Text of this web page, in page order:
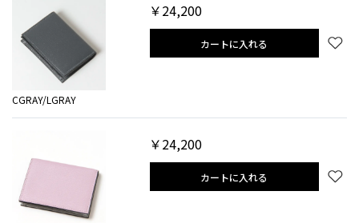
CGRAY/LGRAY
￥24,200
カートに入れる
￥24,200
カートに入れる